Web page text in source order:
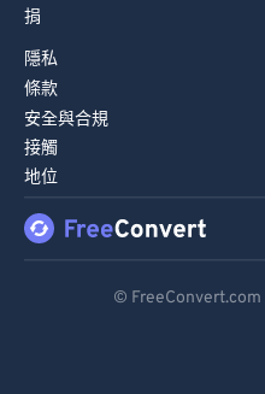
捐
隱私
條款
安全與合規
接觸
地位
©